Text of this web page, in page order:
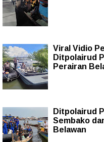
Viral Vidio
Ditpolairud
Perairan
Ditpolairud
Sembako
Belawan